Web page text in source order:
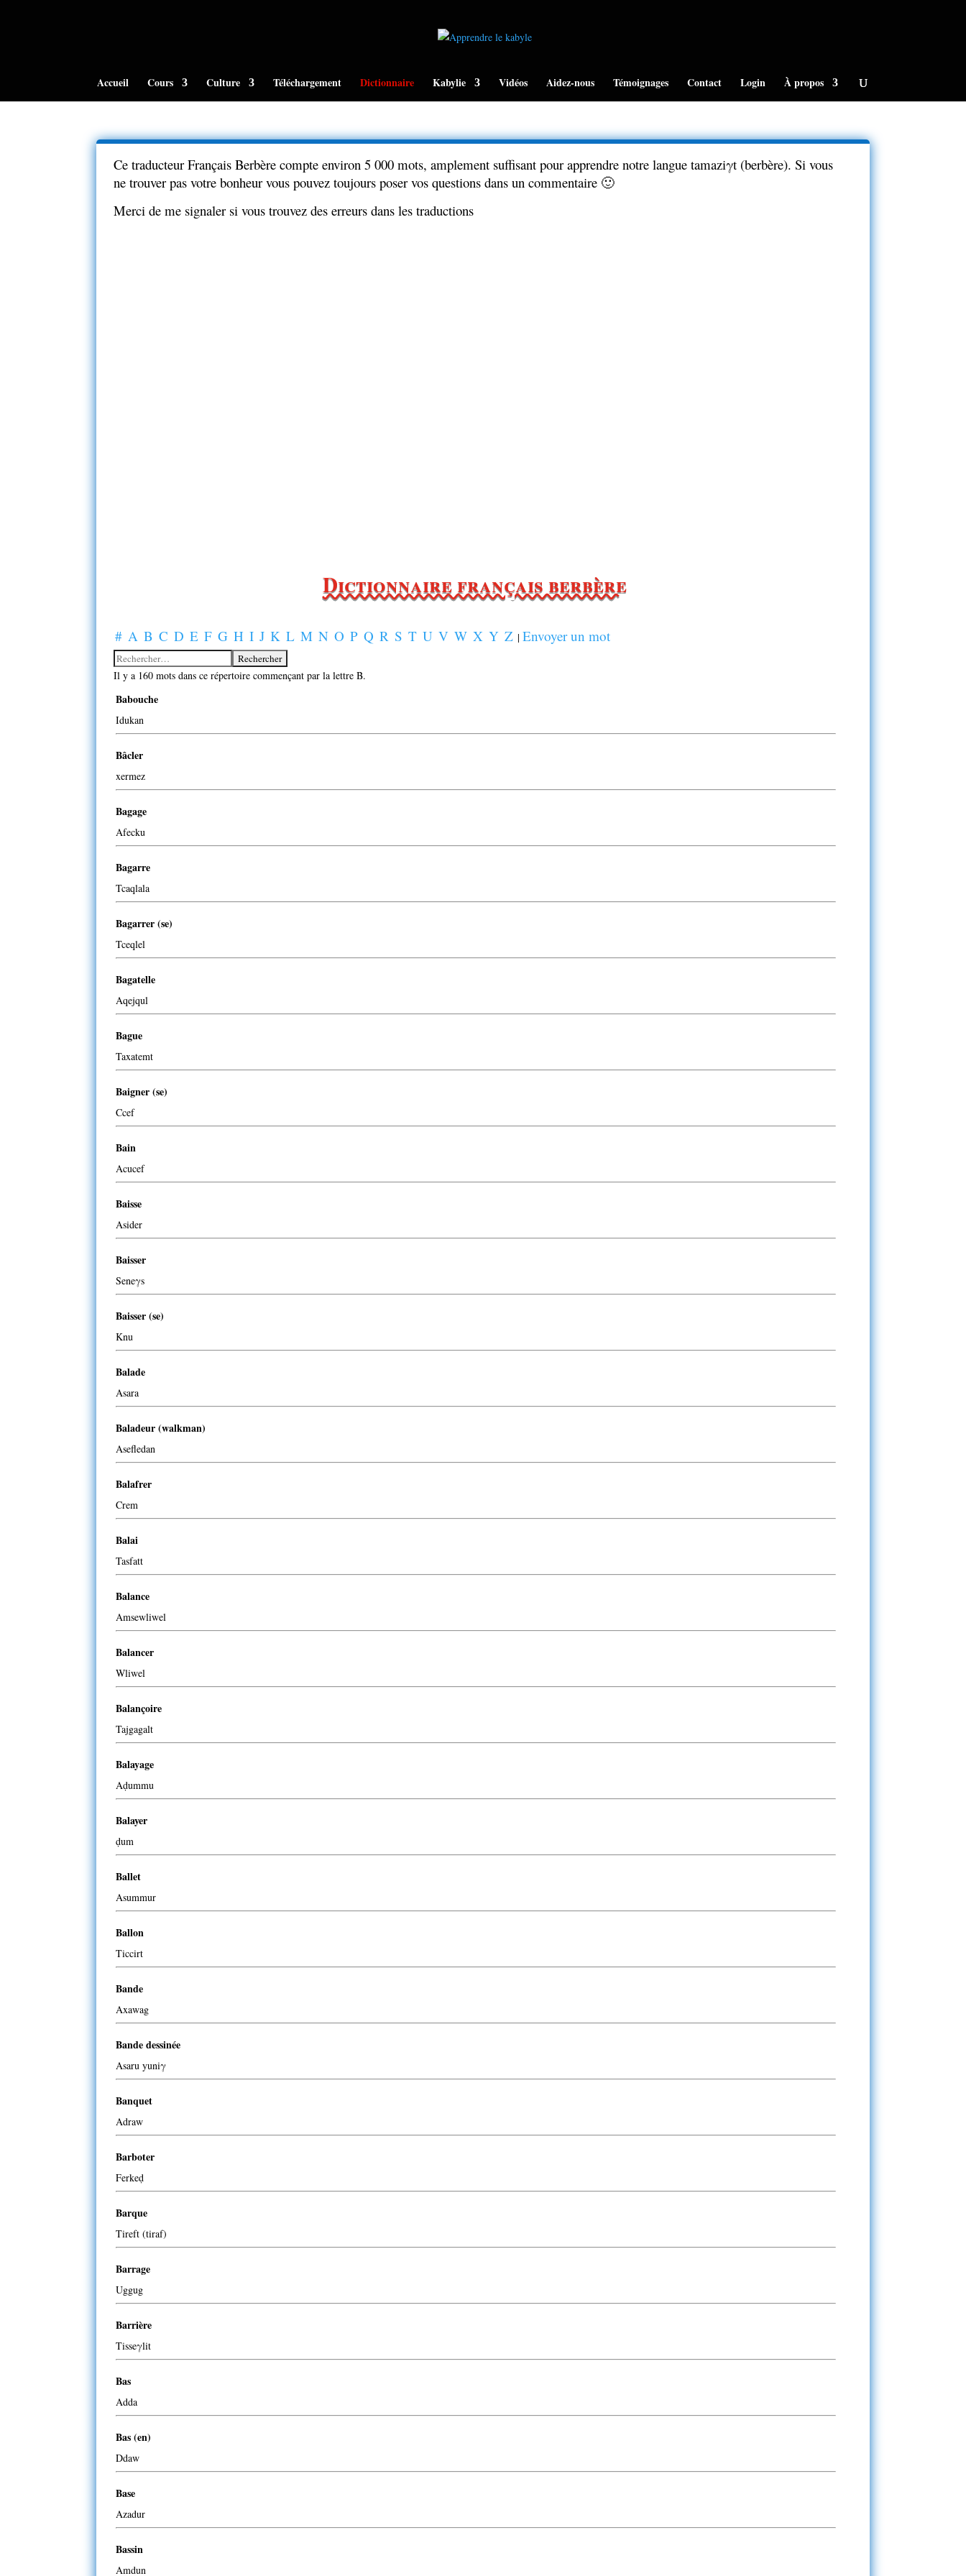
Accueil Cours Culture Téléchargement Dictionnaire Kabylie Vidéos Aidez-nous Témoignages Contact Login À propos
Ce traducteur Français Berbère compte environ 5 000 mots, amplement suffisant pour apprendre notre langue tamaziγt (berbère). Si vous
ne trouver pas votre bonheur vous pouvez toujours poser vos questions dans un commentaire 🙂
Merci de me signaler si vous trouvez des erreurs dans les traductions
Dictionnaire français berbère
# A B C D E F G H I J K L M N O P Q R S T U V W X Y Z |Envoyer un mot
Il y a 160 mots dans ce répertoire commençant par la lettre B.
Babouche
Idukan
Bâcler
xermez
Bagage
Afecku
Bagarre
Tcaqlala
Bagarrer (se)
Tceqlel
Bagatelle
Aqejqul
Bague
Taxatemt
Baigner (se)
Ccef
Bain
Acucef
Baisse
Asider
Baisser
Seneγs
Baisser (se)
Knu
Balade
Asara
Baladeur (walkman)
Asefledan
Balafrer
Crem
Balai
Tasfatt
Balance
Amsewliwel
Balancer
Wliwel
Balançoire
Tajgagalt
Balayage
Aḍummu
Balayer
ḍum
Ballet
Asummur
Ballon
Ticcirt
Bande
Axawag
Bande dessinée
Asaru yuniγ
Banquet
Adraw
Barboter
Ferkeḍ
Barque
Tireft (tiraf)
Barrage
Uggug
Barrière
Tisseγlit
Bas
Adda
Bas (en)
Ddaw
Base
Azadur
Bassin
Amdun